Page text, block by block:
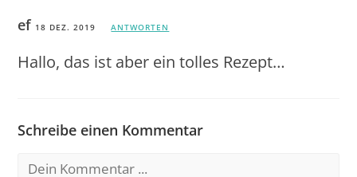
ef 18 DEZ. 2019 ANTWORTEN
Hallo, das ist aber ein tolles Rezept…
Schreibe einen Kommentar